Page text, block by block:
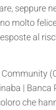
seppure
molto
al
|
che